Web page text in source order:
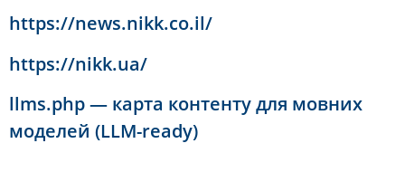
https://news.nikk.co.il/
https://nikk.ua/
llms.php — карта контенту для мовних
моделей (LLM-ready)